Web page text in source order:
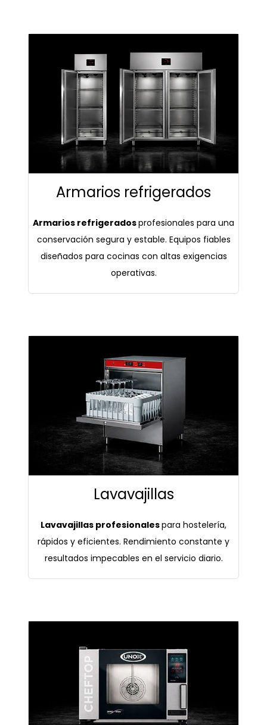
Armarios refrigerados
Armarios refrigeradosprofesionales para una
conservación segura y estable. Equipos fiables
diseñados para cocinas con altas exigencias
operativas.
Lavavajillas
Lavavajillas profesionalespara hostelería,
rápidos y eficientes. Rendimiento constante y
resultados impecables en el servicio diario.